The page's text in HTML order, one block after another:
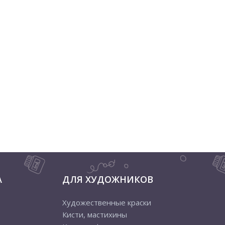
ДЛЯ ХУДОЖНИКОВ
Художественные краски
Кисти, мастихины